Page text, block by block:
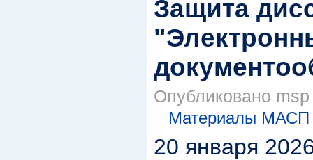
Защита
Опубликовано
Материалы МАСП
20 января